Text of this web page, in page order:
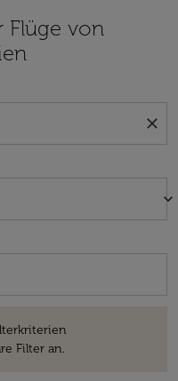
Flüge von
close
keyboard_arrow_down
Filter an.